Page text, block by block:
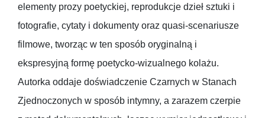
elementy prozy poetyckiej, reprodukcje dzieł sztuki i
fotografie, cytaty i dokumenty oraz quasi-scenariusze
filmowe, tworząc w ten sposób oryginalną i
ekspresyjną formę poetycko-wizualnego kolażu.
Autorka oddaje doświadczenie Czarnych w Stanach
Zjednoczonych w sposób intymny, a zarazem czerpie